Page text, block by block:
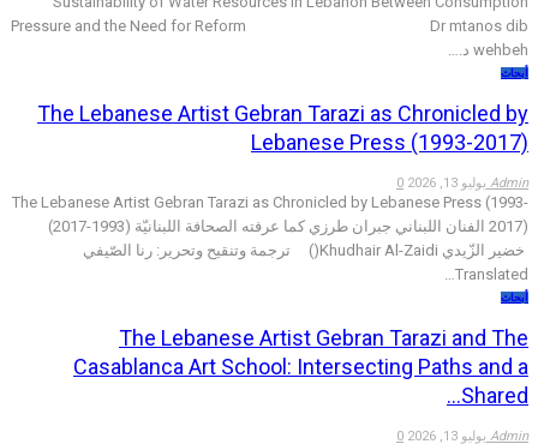
Pressure and the Need for Reform Dr mtanos dib
wehbeh د.…
أبحاث
The Lebanese Artist Gebran Tarazi as Chronicled by
Lebanese Press (1993-2017)
Admin يوليو 13, 2026 0
The Lebanese Artist Gebran Tarazi as Chronicled by Lebanese Press (1993-
2017) الفنان اللبناني جبران طرزي كما عرفته الصحافة اللبنانيّة (1993-2017)
خضير الزّيدي Khudhair Al-Zaidi() ترجمة وتنقيح وتحرير: رنا الصّيفي
Translated…
أبحاث
The Lebanese Artist Gebran Tarazi and The
Casablanca Art School: Intersecting Paths and a
Shared…
Admin يوليو 13, 2026 0